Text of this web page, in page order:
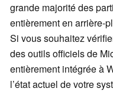
grande majorité des
entièrement en arrière-
Si vous souhaitez
des outils officiels de
entièrement intégrée à
l’état actuel de votre